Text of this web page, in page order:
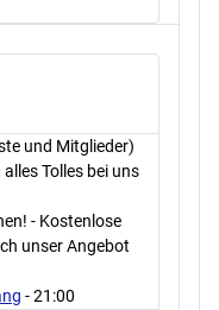
und Mitglieder)
Tolles bei uns
- Kostenlose
unser Angebot
- 21:00